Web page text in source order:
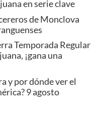
en serie clave
de Monclova
Temporada Regular
¡gana una
y por dónde ver el
9 agosto